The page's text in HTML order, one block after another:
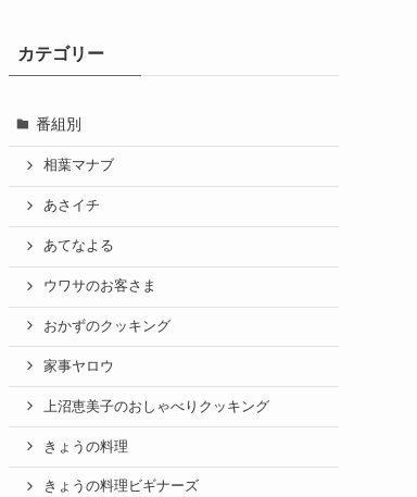
カテゴリー
番組別
相葉マナブ
あさイチ
あてなよる
ウワサのお客さま
おかずのクッキング
家事ヤロウ
上沼恵美子のおしゃべりクッキング
きょうの料理
きょうの料理ビギナーズ